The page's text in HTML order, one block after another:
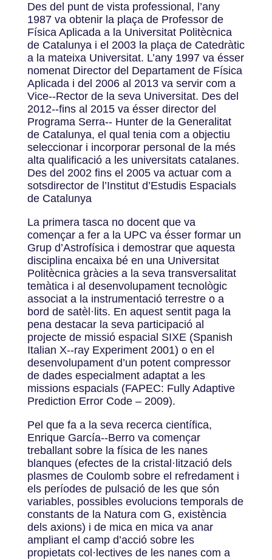
Des del punt de vista professional, l’any
1987 va obtenir la plaça de Professor de
Física Aplicada a la Universitat Politècnica
de Catalunya i el 2003 la plaça de Catedràtic
a la mateixa Universitat. L’any 1997 va ésser
nomenat Director del Departament de Física
Aplicada i del 2006 al 2013 va servir com a
Vice-­‐Rector de la seva Universitat. Des del
2012-­‐fins al 2015 va ésser director del
Programa Serra-­‐ Hunter de la Generalitat
de Catalunya, el qual tenia com a objectiu
seleccionar i incorporar personal de la més
alta qualificació a les universitats catalanes.
Des del 2002 fins el 2005 va actuar com a
sotsdirector de l’Institut d’Estudis Espacials
de Catalunya
La primera tasca no docent que va
començar a fer a la UPC va ésser formar un
Grup d’Astrofísica i demostrar que aquesta
disciplina encaixa bé en una Universitat
Politècnica gràcies a la seva transversalitat
temàtica i al desenvolupament tecnològic
associat a la instrumentació terrestre o a
bord de satèl·lits. En aquest sentit paga la
pena destacar la seva participació al
projecte de missió espacial SIXE (Spanish
Italian X-­‐ray Experiment 2001) o en el
desenvolupament d’un potent compressor
de dades especialment adaptat a les
missions espacials (FAPEC: Fully Adaptive
Prediction Error Code – 2009).
Pel que fa a la seva recerca científica,
Enrique García-­‐Berro va començar
treballant sobre la física de les nanes
blanques (efectes de la cristal·lització dels
plasmes de Coulomb sobre el refredament i
els períodes de pulsació de les que són
variables, possibles evolucions temporals de
constants de la Natura com G, existència
dels axions) i de mica en mica va anar
ampliant el camp d’acció sobre les
propietats col·lectives de les nanes com a